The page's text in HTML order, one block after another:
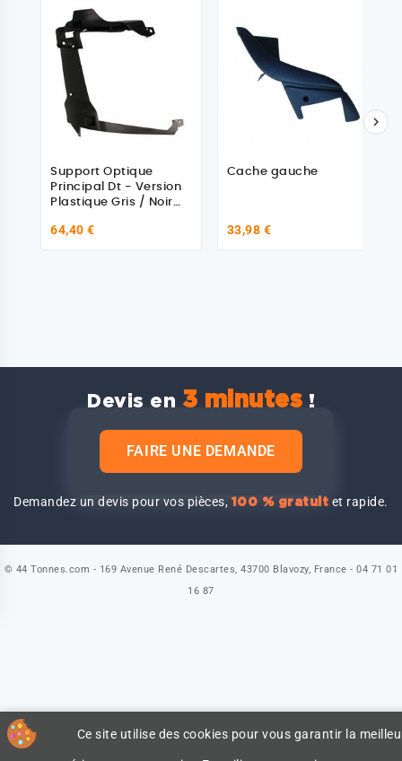
Support Optique
Principal Dt - Version
Plastique Gris / Noir
64,40 €
Cache gauche
33,98 €

Devis en 3 minutes !
FAIRE UNE DEMANDE
Demandez un devis pour vos pièces,100 % gratuit et rapide.
Ce site utilise des cookies pour vous garantir la
© 44 Tonnes.com - 169 Avenue René Descartes, 43700 Blavozy, France - 04 71 01
16 87